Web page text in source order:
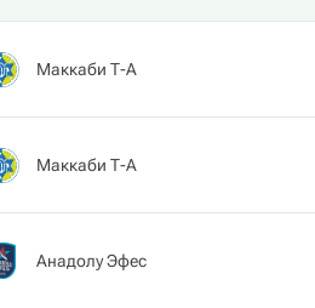
Маккаби Т-А
Маккаби Т-А
Анадолу Эфес